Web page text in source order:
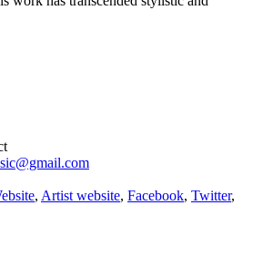
, Artist website, Facebook, Twitter,